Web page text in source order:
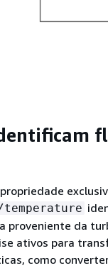
da
ativos para
como